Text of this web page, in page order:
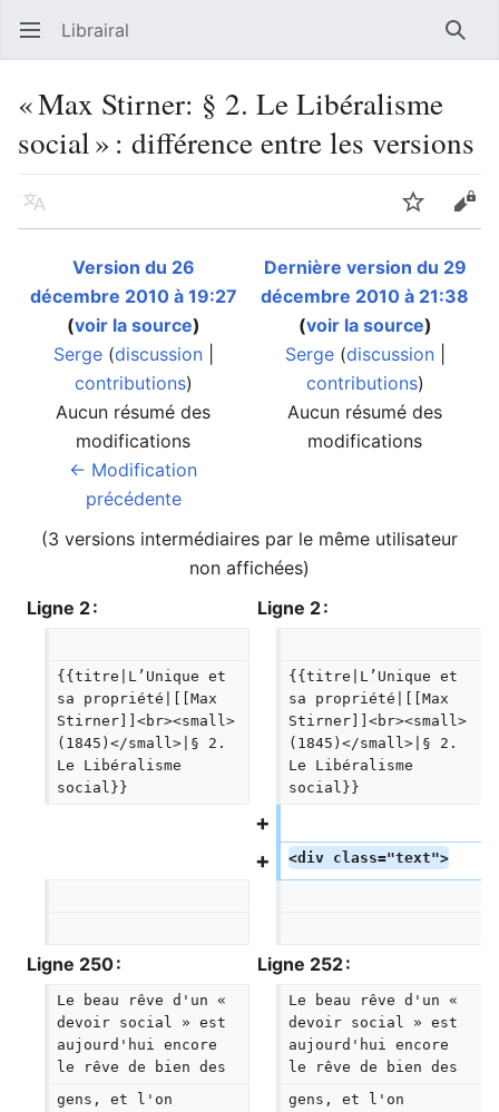
Ouvrir le menu principal Librairal
« Max Stirner: § 2. Le Libéralisme
social » : différence entre les versions
Langue Suivre
Version du 26
décembre 2010 à 19:27
(voir la source)
Serge (discussion|
contributions)
Aucun résumé des
modifications
← Modification
précédente
Dernière version du 29
décembre 2010 à 21:38
(voir la source)
Serge (discussion|
contributions)
Aucun résumé des
modifications
(3 versions intermédiaires par le même utilisateur
non affichées)
Ligne 2 :
Ligne 2 :
{{titre|L’Unique et
sa propriété|[[Max
Stirner]]<br><small>
(1845)</small>|§ 2.
Le Libéralisme
social}}
{{titre|L’Unique et
sa propriété|[[Max
Stirner]]<br><small>
(1845)</small>|§ 2.
Le Libéralisme
social}}
<div class="text">
Ligne 250 : Ligne 252 :
Le beau rêve d'un «
devoir social » est
aujourd'hui encore
le rêve de bien des
Le beau rêve d'un «
devoir social » est
aujourd'hui encore
le rêve de bien des
gens, et l'on
gens, et l'on